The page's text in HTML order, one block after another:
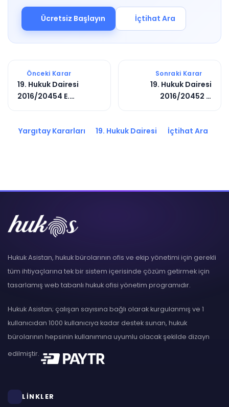
Ücretsiz Başlayın İçtihat Ara
Önceki Karar
19. Hukuk Dairesi
2016/20454 E.
Sonraki Karar
19. Hukuk Dairesi
2016/20452 E.
Yargıtay Kararları 19. Hukuk Dairesi İçtihat Ara
Hukuk Asistan, hukuk bürolarının ofis ve ekip yönetimi için gerekli
tüm ihtiyaçlarına tek bir sistem içerisinde çözüm getirmek için
tasarlamış web tabanlı hukuk ofisi yönetim programıdır.
Hukuk Asistan; çalışan sayısına bağlı olarak kurgulanmış ve 1
kullanıcıdan 1000 kullanıcıya kadar destek sunan, hukuk
bürolarının hepsinin kullanımına uyumlu olacak şekilde dizayn
edilmiştir.
LİNKLER